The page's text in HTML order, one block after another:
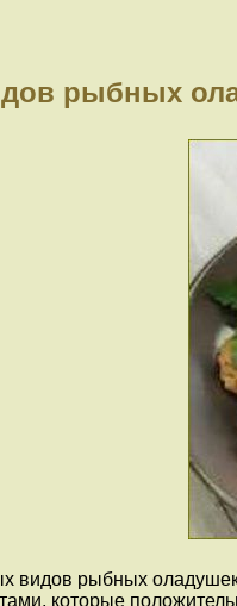
рыбных
видов рыбных оладушек
которые